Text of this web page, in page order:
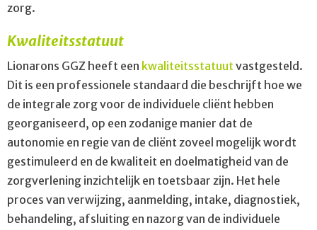
zorg.
Kwaliteitsstatuut
Lionarons GGZ heeft een kwaliteitsstatuut vastgesteld.
Dit is een professionele standaard die beschrijft hoe we
de integrale zorg voor de individuele cliënt hebben
georganiseerd, op een zodanige manier dat de
autonomie en regie van de cliënt zoveel mogelijk wordt
gestimuleerd en de kwaliteit en doelmatigheid van de
zorgverlening inzichtelijk en toetsbaar zijn. Het hele
proces van verwijzing, aanmelding, intake, diagnostiek,
behandeling, afsluiting en nazorg van de individuele